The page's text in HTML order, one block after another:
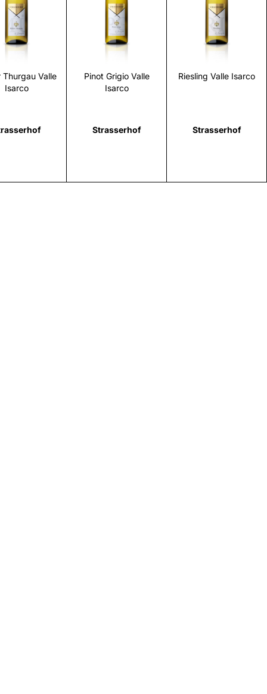
Thurgau Valle
Isarco
Pinot Grigio Valle
Isarco
Strasserhof
Scopri
Riesling Valle Isarco
Strasserhof
Scopri